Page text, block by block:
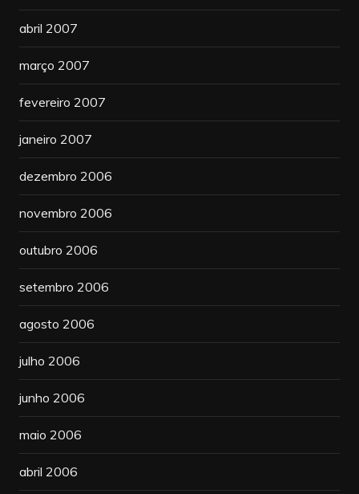
abril 2007
março 2007
fevereiro 2007
janeiro 2007
dezembro 2006
novembro 2006
outubro 2006
setembro 2006
agosto 2006
julho 2006
junho 2006
maio 2006
abril 2006